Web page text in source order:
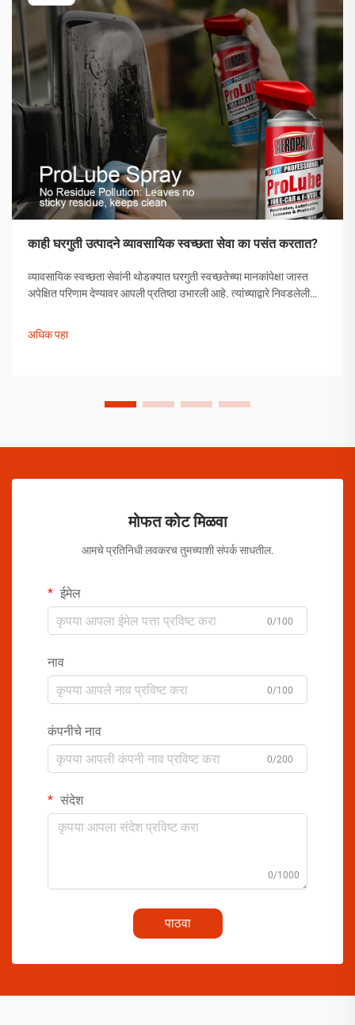
काही घरगुती उत्पादने व्यावसायिक स्वच्छता सेवा का पसंत करतात?
व्यावसायिक स्वच्छता सेवांनी थोडक्यात घरगुती स्वच्छतेच्या मानकांपेक्षा जास्त
अपेक्षित परिणाम देण्यावर आपली प्रतिष्ठा उभारली आहे. त्यांच्याद्वारे निवडलेली
काळजीपूर्वक निवडलेली उपाययोजना आहेत.
अधिक पहा
मोफत कोट मिळवा
आमचे प्रतिनिधी लवकरच तुमच्याशी संपर्क साधतील.
ईमेल
0/100
नाव
0/100
कंपनीचे नाव
0/200
संदेश
0/1000
पाठवा